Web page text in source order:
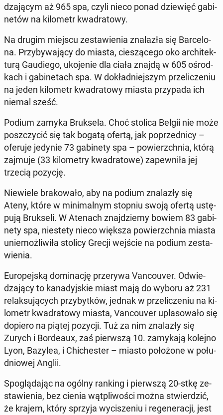
dza­ją­cym aż 965 spa, czyli nieco ponad dzie­więć ga­bi­
ne­tów na ki­lo­metr kwa­dra­to­wy.
Na drugim miejscu ze­sta­wie­nia zna­la­zła się Bar­ce­lo­
na. Przy­by­wa­ją­cy do miasta, cie­szą­ce­go oko ar­chi­tek­
tu­rą Gau­die­go, uko­je­nie dla ciała znajdą w 605 ośrod­
kach i ga­bi­ne­tach spa. W do­kład­niej­szym prze­li­cze­niu
na jeden ki­lo­metr kwa­dra­to­wy miasta przy­pa­da ich
niemal sześć.
Podium zamyka Bruk­se­la. Choć stolica Belgii nie może
po­szczy­cić się tak bogatą ofertą, jak po­przed­ni­cy –
oferuje jedynie 73 ga­bi­ne­ty spa – po­wierzch­nia, którą
zajmuje (33 ki­lo­me­try kwa­dra­to­we) za­pew­ni­ła jej
trzecią pozycję.
Nie­wie­le bra­ko­wa­ło, aby na podium zna­la­zły się
Ateny, które w mi­ni­mal­nym stopniu swoją ofertą ustę­
pu­ją Bruk­se­li. W Atenach znaj­dzie­my bowiem 83 ga­bi­
ne­ty spa, nie­ste­ty nieco większa po­wierzch­nia miasta
unie­moż­li­wi­ła stolicy Grecji wejście na podium ze­sta­
wie­nia.
Eu­ro­pej­ską do­mi­na­cję prze­ry­wa Van­co­uver. Od­wie­
dza­ją­cy to ka­na­dyj­skie miast mają do wyboru aż 231
re­lak­su­ją­cych przy­byt­ków, jednak w prze­li­cze­niu na ki­
lo­metr kwa­dra­to­wy miasta, Van­co­uver upla­so­wa­ło się
dopiero na piątej pozycji. Tuż za nim zna­la­zły się
Zurych i Bor­de­aux, zaś pierw­szą 10. za­my­ka­ją kolejno
Lyon, Bazylea, i Chi­che­ster – miasto po­ło­żo­ne w po­łu­
dnio­wej Anglii.
Spo­glą­da­jąc na ogólny ranking i pierw­szą 20-stkę ze­
sta­wie­nia, bez cienia wąt­pli­wo­ści można stwier­dzić,
że krajem, który sprzyja wy­ci­sze­niu i re­ge­ne­ra­cji, jest